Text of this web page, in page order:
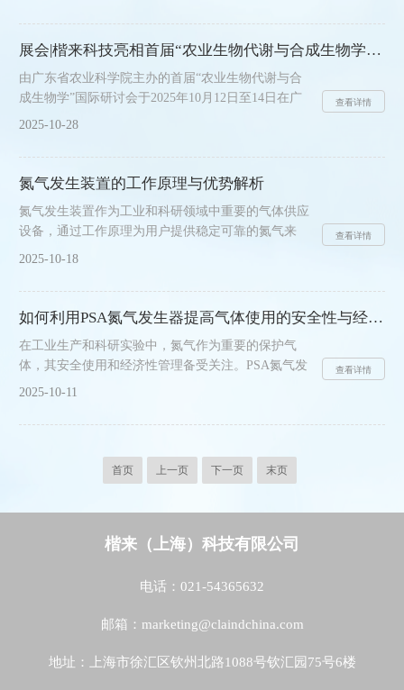
大学(华东)等多家权威机构联合主办，汇聚了来自亚
太地区的专家学者，围绕LA-ICP-MS、SIMS、MC-
来科技作为实验室高纯气体解决方案的供应商，应邀
参展并在现场重点展示了准分子/飞秒激光专用超高
纯氮气发生器UHN15-1EL。......
展会|楷来科技亮相首届“农业生物代谢与合成生物学”国际研讨会
由广东省农业科学院主办的首届“农业生物代谢与合
成生物学”国际研讨会于2025年10月12日至14日在广
州成功举办。本次盛会汇聚了全球顶尖学者，共同探
系统展示了旗下i-Lab品牌的多方位产品线。会议期
间，楷来科技的此次重点展示了主营业务产品，精准
i-Lab气体发生器作为保障分析结果的稳定基石，i-
Lab品牌气体发生器备受关注。它能为实验室提供高
纯度、高稳定性和不间断的纯净气源，彻底消除
2025-10-28
查看详情
氮气发生装置的工作原理与优势解析
氮气发生装置作为工业和科研领域中重要的气体供应
设备，通过工作原理为用户提供稳定可靠的氮气来
源，其技术优势在众多应用场景中展现出价值。​​一、
离空气中的氮气和氧气来制取高纯度氮气。空气主要
由氮气和氧气组成，装置利用两者在特定条件下的物
应，保持了氮气的纯净特性。装置通常采用吸附或膜
分离技术，能够精确控制分离过程。通过调节内部参
数，可以针对不同应用需求产出不同纯度的氮气。整
2025-10-18
查看详情
如何利用PSA氮气发生器提高气体使用的安全性与经济性？
在工业生产和科研实验中，氮气作为重要的保护气
体，其安全使用和经济性管理备受关注。PSA氮气发
生器通过技术原理，为提升气体使用的安全性和经济
PSA氮气发生器通过现场制氮的方式，从根本上消除
程中存在的爆炸、泄漏等风险被规避，特别是在易燃
易爆环境中，这种安全优势更为突出。采用物理分离
行状态，自动......
2025-10-11
查看详情
首页 上一页 下一页 末页
楷来（上海）科技有限公司
电话：021-54365632
邮箱：marketing@claindchina.com
地址：上海市徐汇区钦州北路1088号钦汇园75号6楼